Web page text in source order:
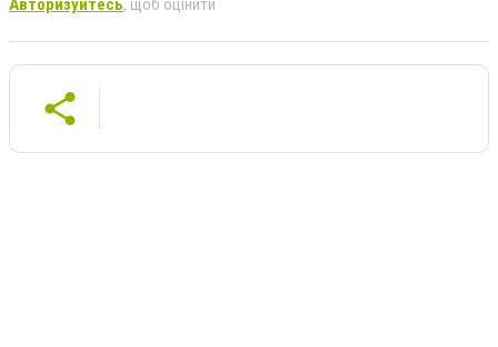
Авторизуйтесь, щоб оцінити